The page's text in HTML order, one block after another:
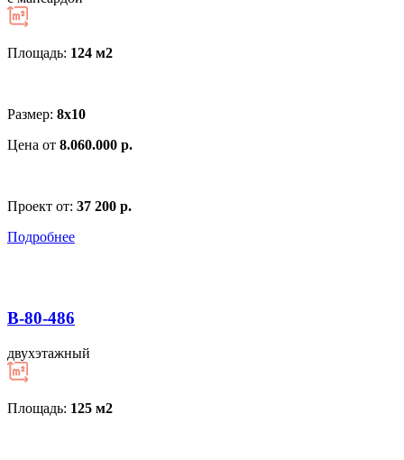
Площадь: 124 м2
Размер: 8х10
Цена от 8.060.000 р.
Проект от: 37 200 р.
Подробнее
В-80-486
двухэтажный
Площадь: 125 м2